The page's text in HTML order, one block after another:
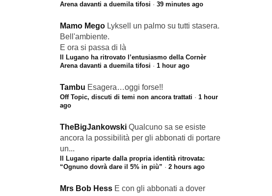
Arena davanti a duemila tifosi · 39 minutes ago
Mamo Mego Lyksell un palmo su tutti stasera.
Bell'ambiente.
E ora si passa di là
Il Lugano ha ritrovato l’entusiasmo della Cornèr
Arena davanti a duemila tifosi · 1 hour ago
Tambu Esagera…oggi forse!!
Off Topic, discuti di temi non ancora trattati · 1 hour
ago
TheBigJankowski Qualcuno sa se esiste
ancora la possibilità per gli abbonati di portare
un...
Il Lugano riparte dalla propria identità ritrovata:
“Ognuno dovrà dare il 5% in più” · 2 hours ago
Mrs Bob Hess E con gli abbonati a dover